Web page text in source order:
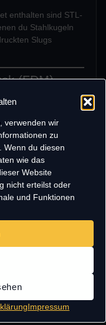
verwenden wir
zu
Wenn du diesen
wie das
Website
nicht erteilst oder
und Funktionen
Impressum
enthalten sind STL-
du Stahlkugeln
Slugs
(FDM)
benötigen
HDR68, HDS68,
Magfed-Systeme.
für hohe Härte,